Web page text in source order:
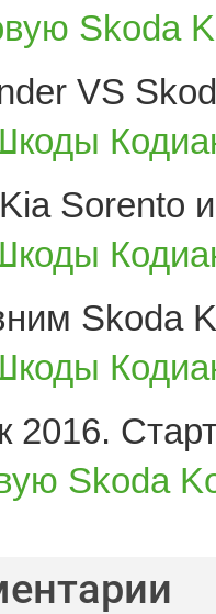
Skoda
VS
Sorento
Skoda
2016.
Skoda